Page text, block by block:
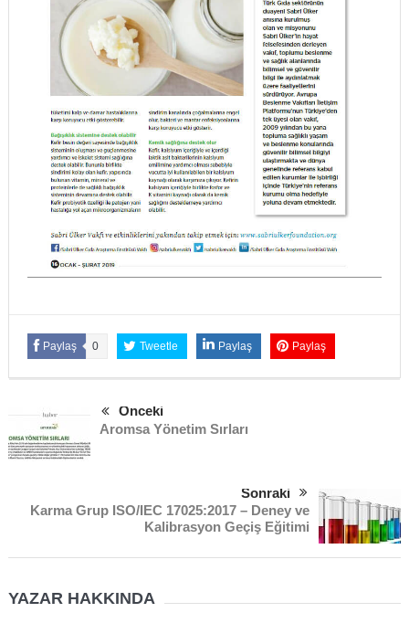
Paylaş 0 Tweetle Paylaş Paylaş
Önceki
Aromsa Yönetim Sırları
Sonraki
Karma Grup ISO/IEC 17025:2017 – Deney ve
Kalibrasyon Geçiş Eğitimi
YAZAR HAKKINDA